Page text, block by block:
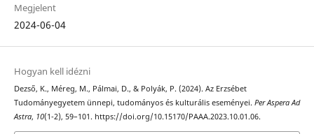
Megjelent
2024-06-04
Hogyan kell idézni
Dezső, K., Méreg, M., Pálmai, D., & Polyák, P. (2024). Az Erzsébet
Tudományegyetem ünnepi, tudományos és kulturális eseményei. Per Aspera Ad
Astra, 10(1-2), 59–101. https://doi.org/10.15170/PAAA.2023.10.01.06.